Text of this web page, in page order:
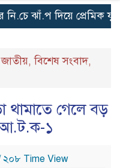
ঝাঁ.প দিয়ে প্রেমিক
জাতীয়,বিশেষ সংবাদ,
থামাতে গেলে বড়
আ.ট.ক-১
২০৮ Time View